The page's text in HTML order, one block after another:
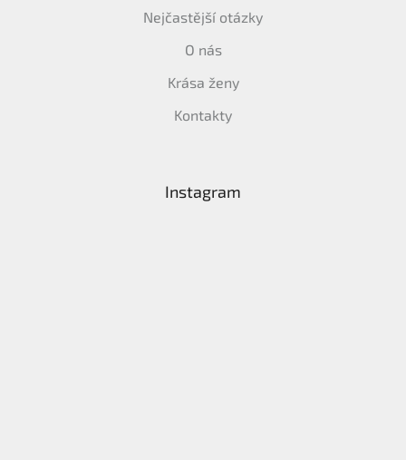
Nejčastější otázky
O nás
Krása ženy
Kontakty
Instagram